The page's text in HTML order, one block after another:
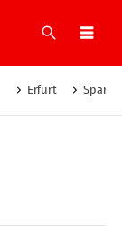
Suche
Erfurt